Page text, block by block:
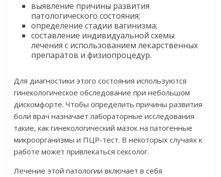
выявление причины развития
патологического состояния;
определение стадии вагинизма;
составление индивидуальной схемы
лечения с использованием лекарственных
препаратов и физиопроцедур.
Для диагностики этого состояния используются
гинекологическое обследование при небольшом
дискомфорте. Чтобы определить причины развития
боли врач назначает лабораторные исследования
такие, как гинекологический мазок на патогенные
микроорганизмы и ПЦР-тест. В некоторых случаях к
работе может привлекаться сексолог.
Лечение этой патологии включает в себя